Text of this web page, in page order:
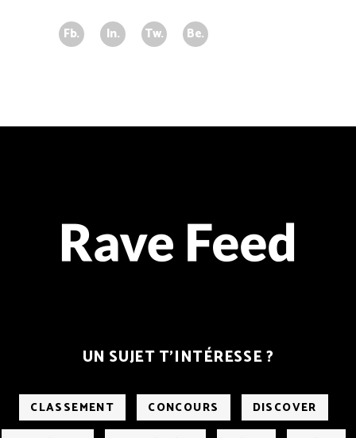
Fb. In. Tw. Be.
UN SUJET T’INTÉRESSE ?
CLASSEMENT CONCOURS
DISCOVER